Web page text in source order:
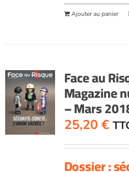
Ajouter au panier
Face au
Magazine
– Mars
25,20 €
Dossier :